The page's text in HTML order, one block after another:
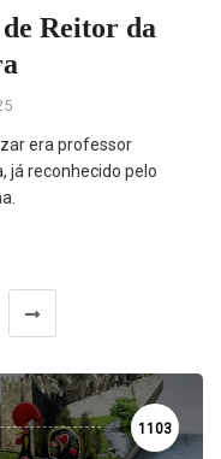
Reitor da
era professor
já reconhecido pelo
1103